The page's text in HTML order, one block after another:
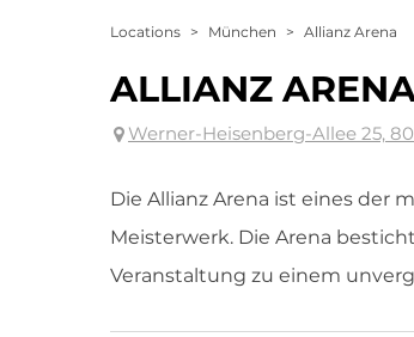
Locations > München > Allianz Arena
ALLIANZ
Werner-Heisenberg-Allee 25,
Die Allianz Arena ist eines der
Meisterwerk. Die Arena
Veranstaltung zu einem